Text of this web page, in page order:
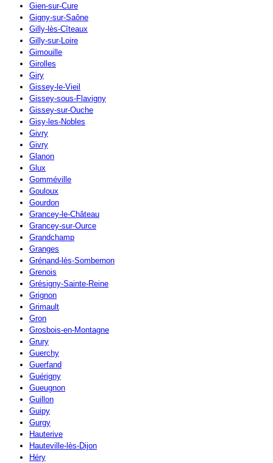
Gien-sur-Cure
Gigny-sur-Saône
Gilly-lès-Cîteaux
Gilly-sur-Loire
Gimouille
Girolles
Giry
Gissey-le-Vieil
Gissey-sous-Flavigny
Gissey-sur-Ouche
Gisy-les-Nobles
Givry
Givry
Glanon
Glux
Gomméville
Gouloux
Gourdon
Grancey-le-Château
Grancey-sur-Ource
Grandchamp
Granges
Grénand-lès-Sombernon
Grenois
Grésigny-Sainte-Reine
Grignon
Grimault
Gron
Grosbois-en-Montagne
Grury
Guerchy
Guerfand
Guérigny
Gueugnon
Guillon
Guipy
Gurgy
Hauterive
Hauteville-lès-Dijon
Héry